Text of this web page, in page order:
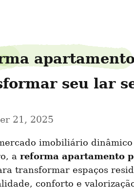
seu lar
21, 2025
imobiliário
a reforma apartamento
transformar espaços
conforto e